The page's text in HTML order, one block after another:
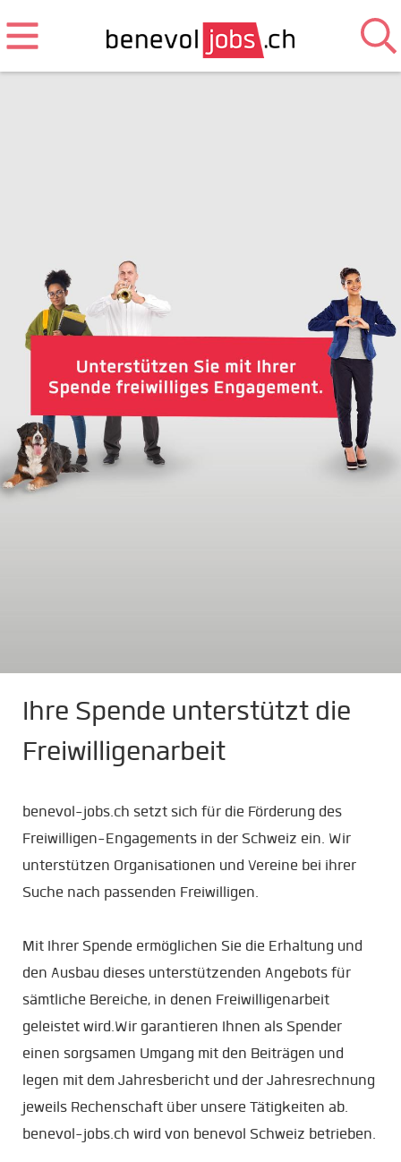
Ihre Spende unterstützt die
Freiwilligenarbeit
benevol-jobs.ch setzt sich für die Förderung des
Freiwilligen-Engagements in der Schweiz ein. Wir
unterstützen Organisationen und Vereine bei ihrer
Suche nach passenden Freiwilligen.
Mit Ihrer Spende ermöglichen Sie die Erhaltung und
den Ausbau dieses unterstützenden Angebots für
sämtliche Bereiche, in denen Freiwilligenarbeit
geleistet wird.Wir garantieren Ihnen als Spender
einen sorgsamen Umgang mit den Beiträgen und
legen mit dem Jahresbericht und der Jahresrechnung
jeweils Rechenschaft über unsere Tätigkeiten ab.
benevol-jobs.ch wird von benevol Schweiz betrieben.